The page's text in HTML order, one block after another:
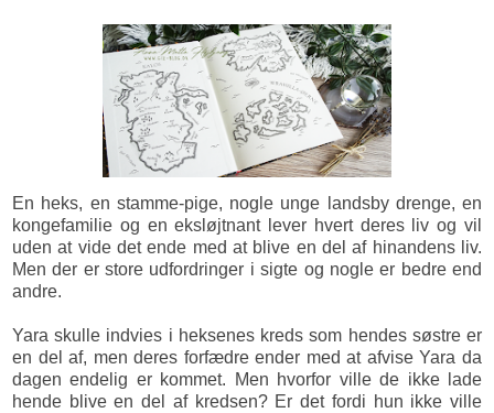
En heks, en stamme-pige, nogle unge landsby drenge, en
kongefamilie og en eksløjtnant lever hvert deres liv og vil
uden at vide det ende med at blive en del af hinandens liv.
Men der er store udfordringer i sigte og nogle er bedre end
andre.
Yara skulle indvies i heksenes kreds som hendes søstre er
en del af, men deres forfædre ender med at afvise Yara da
dagen endelig er kommet. Men hvorfor ville de ikke lade
hende blive en del af kredsen? Er det fordi hun ikke ville